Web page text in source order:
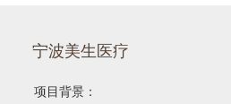
宁波美生医疗
项目背景：